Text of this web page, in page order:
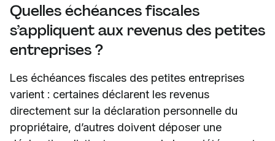
Quelles échéances fiscales
s’appliquent aux revenus des petites
entreprises ?
Les échéances fiscales des petites entreprises
varient : certaines déclarent les revenus
directement sur la déclaration personnelle du
propriétaire, d’autres doivent déposer une